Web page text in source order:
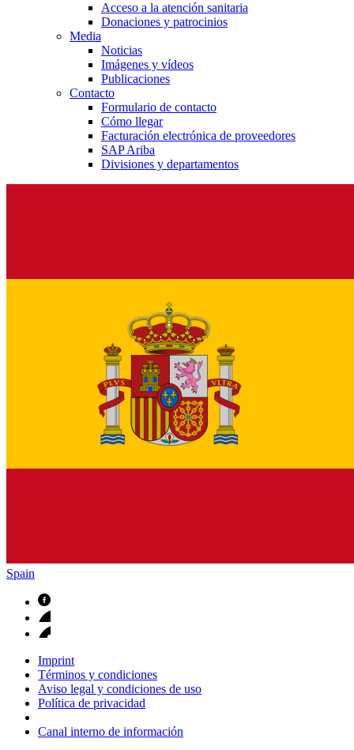
Acceso a la atención sanitaria
Donaciones y patrocinios
Media
Noticias
Imágenes y vídeos
Publicaciones
Contacto
Formulario de contacto
Cómo llegar
Facturación electrónica de proveedores
SAP Ariba
Divisiones y departamentos
Spain
Imprint
Términos y condiciones
Aviso legal y condiciones de uso
Política de privacidad
Canal interno de información